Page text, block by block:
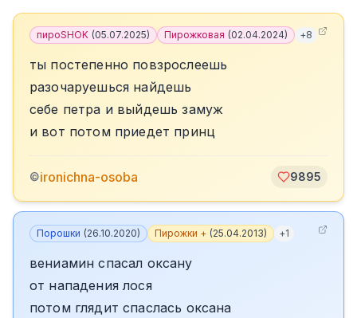
пироSHOK (05.07.2025) Пирожковая (02.04.2024) +8
ты постепенно повзрослеешь
разочаруешься найдешь
себе петра и выйдешь замуж
и вот потом приедет принц
©ironichna-osoba 9895
Порошки (26.10.2020) Пирожки + (25.04.2013) +1
вениамин спасал оксану
от нападения лося
потом глядит спаслась оксана